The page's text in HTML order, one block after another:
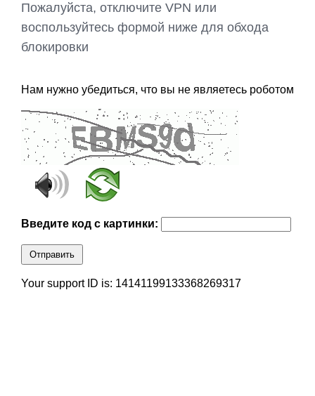
Пожалуйста, отключите VPN или
воспользуйтесь формой ниже для обхода
блокировки
Нам нужно убедиться, что вы не являетесь роботом
Введите код с картинки:
Отправить
Your support ID is: 14141199133368269317